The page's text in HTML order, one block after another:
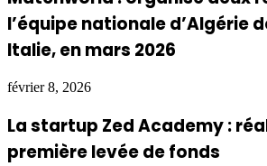
l’équipe nationale d’Algérie
Italie, en mars 2026
février 8, 2026
La startup Zed Academy :
première levée de fonds